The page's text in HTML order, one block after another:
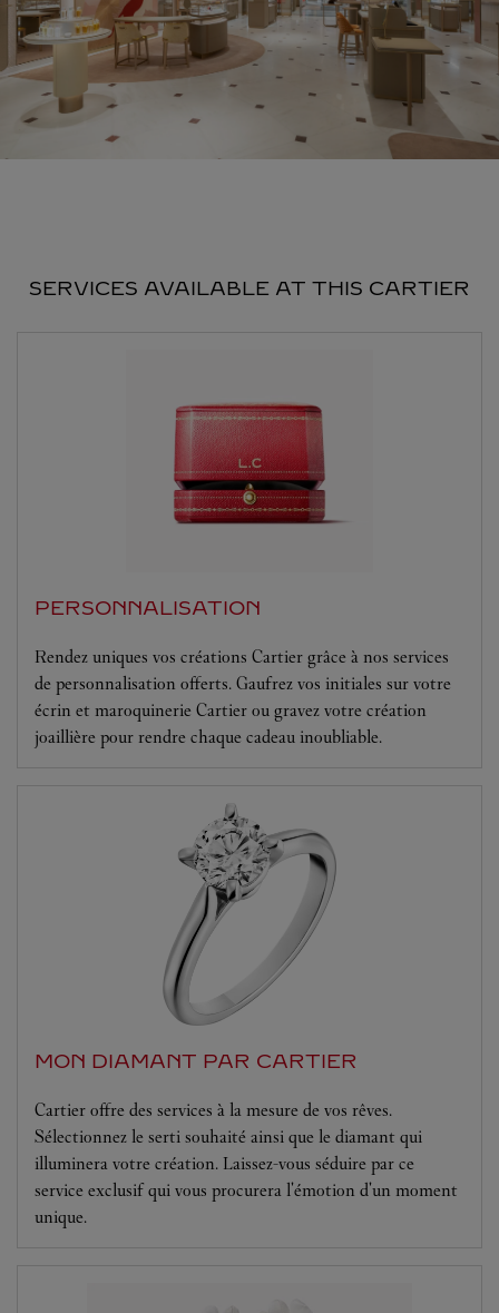
SERVICES AVAILABLE AT THIS CARTIER
PERSONNALISATION
Rendez uniques vos créations Cartier grâce à nos services
de personnalisation offerts. Gaufrez vos initiales sur votre
écrin et maroquinerie Cartier ou gravez votre création
joaillière pour rendre chaque cadeau inoubliable.
MON DIAMANT PAR CARTIER
Cartier offre des services à la mesure de vos rêves.
Sélectionnez le serti souhaité ainsi que le diamant qui
illuminera votre création. Laissez-vous séduire par ce
service exclusif qui vous procurera l'émotion d'un moment
unique.